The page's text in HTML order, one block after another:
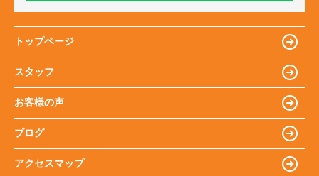
トップページ
スタッフ
お客様の声
ブログ
アクセスマップ